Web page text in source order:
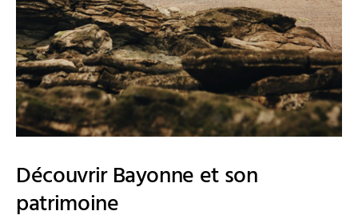
Découvrir Bayonne et son
patrimoine